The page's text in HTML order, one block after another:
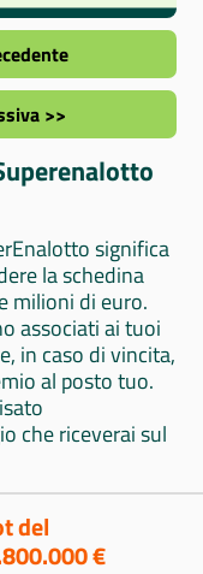
>>
significa
la schedina
milioni di euro.
associati ai tuoi
in caso di vincita,
al posto tuo.
che riceverai sul
del
€